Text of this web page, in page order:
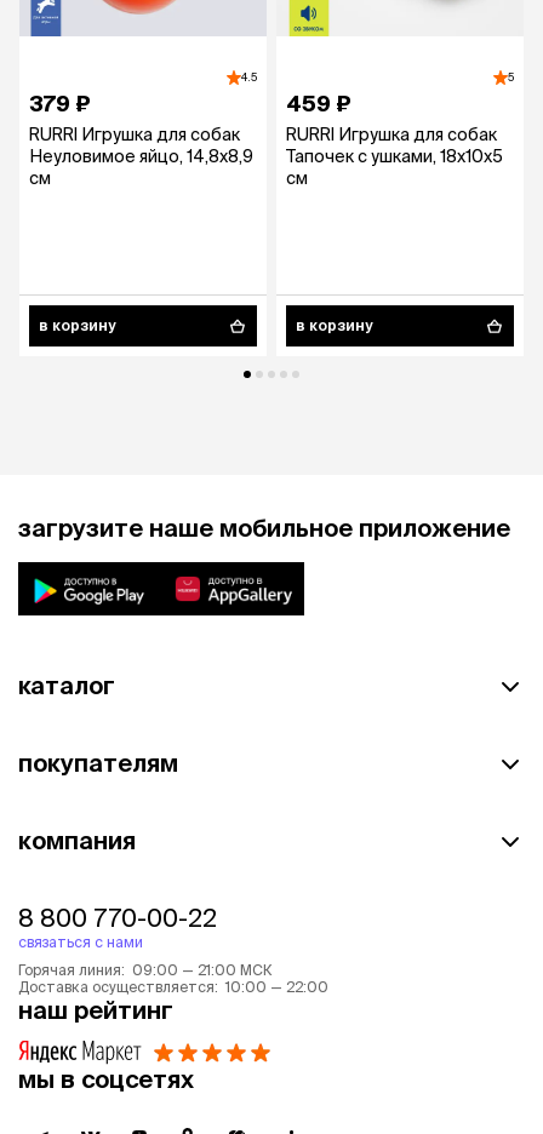
4.5
379 ₽
RURRI Игрушка для собак
Неуловимое яйцо, 14,8х8,9
см
в корзину
5
459 ₽
RURRI Игрушка для собак
Тапочек с ушками, 18х10х5
см
в корзину
загрузите наше мобильное приложение
каталог
покупателям
компания
8 800 770-00-22
связаться с нами
Горячая линия: 09:00 — 21:00 МСК
Доставка осуществляется: 10:00 — 22:00
наш рейтинг
мы в соцсетях